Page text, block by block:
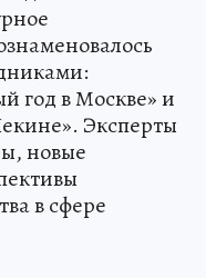
год в Москве» и
Эксперты
новые
в сфере